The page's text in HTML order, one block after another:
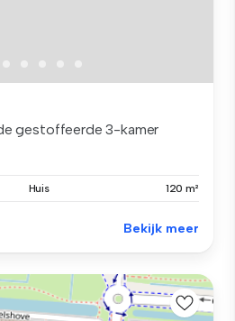
gestoffeerde 3-kamer
Huis 120 m²
Bekijk meer